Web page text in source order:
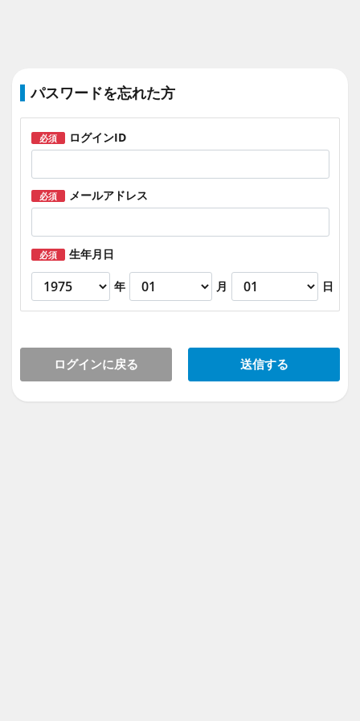
パスワードを忘れた方
必須 ログインID
必須 メールアドレス
必須 生年月日
年 月 日
ログインに戻る 送信する